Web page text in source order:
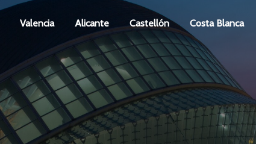
Valencia Alicante Castellón Costa Blanca